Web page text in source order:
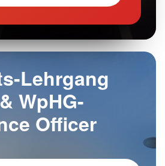
Lehrgang
WpHG-
Officer